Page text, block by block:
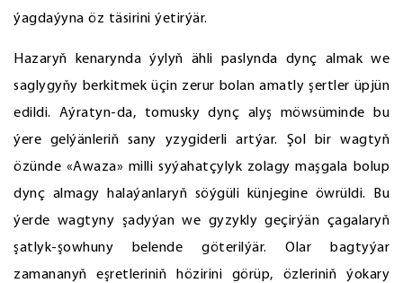
ýagdaýyna öz täsirini ýetirýär.
Hazaryň kenarynda ýylyň ähli paslynda dynç almak we
saglygyňy berkitmek üçin zerur bolan amatly şertler üpjün
edildi. Aýratyn-da, tomusky dynç alyş möwsüminde bu
ýere gelýänleriň sany yzygiderli artýar. Şol bir wagtyň
özünde «Awaza» milli syýahatçylyk zolagy maşgala bolup
dynç almagy halaýanlaryň söýgüli künjegine öwrüldi. Bu
ýerde wagtyny şadyýan we gyzykly geçirýän çagalaryň
şatlyk-şowhuny belende göterilýär. Olar bagtyýar
zamananyň eşretleriniň hözirini görüp, özleriniň ýokary